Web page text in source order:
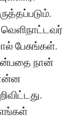
பேசுங்கள்.
நான்